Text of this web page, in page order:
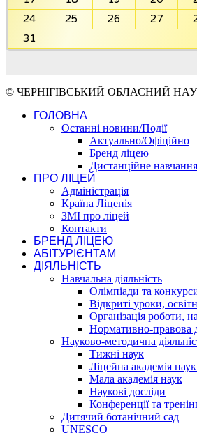
24
25 26 27
31
© ЧЕРНІГІВСЬКИЙ ОБЛАСНИЙ
ГОЛОВНА
Останні новини/Події
Актуально/Офіційно
Бренд ліцею
Дистанційне навчання
ПРО ЛІЦЕЙ
Адміністрація
Країна Ліценія
ЗМІ про ліцей
Контакти
БРЕНД ЛІЦЕЮ
АБІТУРІЄНТАМ
ДІЯЛЬНІСТЬ
Навчальна діяльність
Олімпіади та
Відкриті уроки,
Організація роботи,
Нормативно-правова
Науково-методична
Тижні наук
Ліцейна академія
Мала академія наук
Наукові досліди
Конференції та
Дитячий ботанічний сад
UNESCO